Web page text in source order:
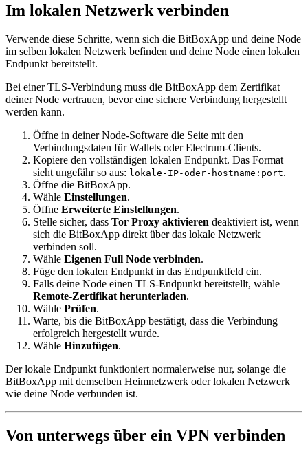
Im lokalen Netzwerk verbinden
Verwende diese Schritte, wenn sich die BitBoxApp und deine Node
im selben lokalen Netzwerk befinden und deine Node einen lokalen
Endpunkt bereitstellt.
Bei einer TLS-Verbindung muss die BitBoxApp dem Zertifikat
deiner Node vertrauen, bevor eine sichere Verbindung hergestellt
werden kann.
Öffne in deiner Node-Software die Seite mit den
Verbindungsdaten für Wallets oder Electrum-Clients.
Kopiere den vollständigen lokalen Endpunkt. Das Format
sieht ungefähr so aus: lokale-IP-oder-hostname:port.
Öffne die BitBoxApp.
Wähle Einstellungen.
Öffne Erweiterte Einstellungen.
Stelle sicher, dass Tor Proxy aktivieren deaktiviert ist, wenn
sich die BitBoxApp direkt über das lokale Netzwerk
verbinden soll.
Wähle Eigenen Full Node verbinden.
Füge den lokalen Endpunkt in das Endpunktfeld ein.
Falls deine Node einen TLS-Endpunkt bereitstellt, wähle
Remote-Zertifikat herunterladen.
Wähle Prüfen.
Warte, bis die BitBoxApp bestätigt, dass die Verbindung
erfolgreich hergestellt wurde.
Wähle Hinzufügen.
Der lokale Endpunkt funktioniert normalerweise nur, solange die
BitBoxApp mit demselben Heimnetzwerk oder lokalen Netzwerk
wie deine Node verbunden ist.
Von unterwegs über ein VPN verbinden